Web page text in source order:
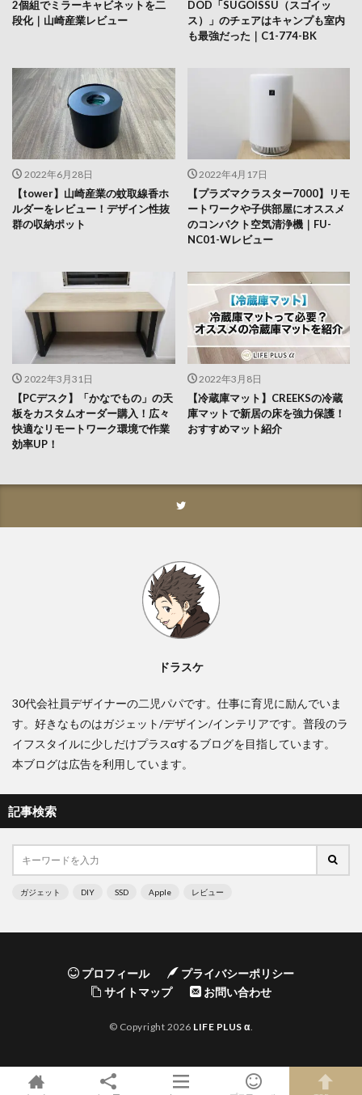
2個組でミラーキャビネットを二
段化｜山崎産業レビュー
DOD「SUGOISSU（スゴイッ
ス）」のチェアはキャンプも室内
も最強だった｜C1-774-BK
2022年6月28日
【tower】山崎産業の蚊取線香ホ
ルダーをレビュー！デザイン性抜
群の収納ポット
2022年4月17日
【プラズマクラスター7000】リモ
ートワークや子供部屋にオススメ
のコンパクト空気清浄機｜FU-
NC01-Wレビュー
2022年3月31日
【PCデスク】「かなでもの」の天
板をカスタムオーダー購入！広々
快適なリモートワーク環境で作業
効率UP！
2022年3月8日
【冷蔵庫マット】CREEKSの冷蔵
庫マットで新居の床を強力保護！
おすすめマット紹介
ドラスケ
30代会社員デザイナーの二児パパです。仕事に育児に励んでいま
す。好きなものはガジェット/デザイン/インテリアです。普段のラ
イフスタイルに少しだけプラスαするブログを目指しています。
本ブログは広告を利用しています。
記事検索
ガジェット DIY SSD Apple レビュー
プロフィール
プライバシーポリシー
サイトマップ
お問い合わせ
© Copyright 2026 LIFE PLUS α